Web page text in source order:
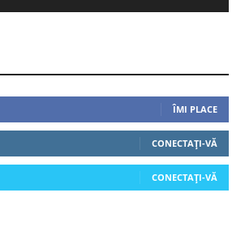
ÎMI PLACE
CONECTAȚI-VĂ
CONECTAȚI-VĂ